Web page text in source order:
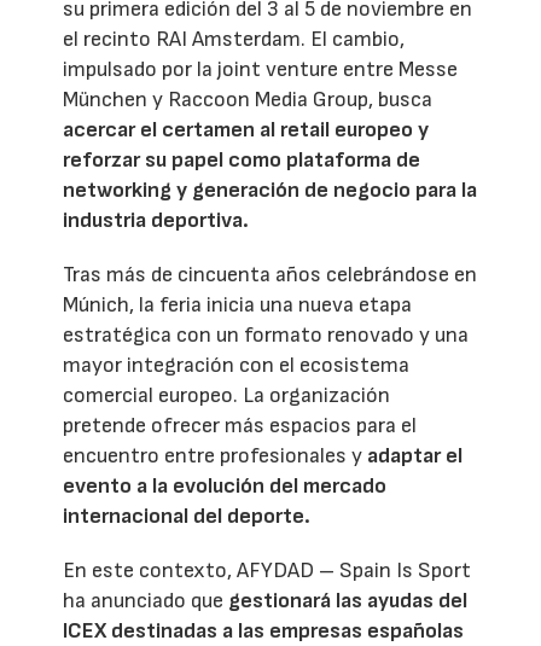
su primera edición del 3 al 5 de noviembre en
el recinto RAI Amsterdam. El cambio,
impulsado por la joint venture entre Messe
München y Raccoon Media Group, busca
acercar el certamen al retail europeo y
reforzar su papel como plataforma de
networking y generación de negocio para la
industria deportiva.
Tras más de cincuenta años celebrándose en
Múnich, la feria inicia una nueva etapa
estratégica con un formato renovado y una
mayor integración con el ecosistema
comercial europeo. La organización
pretende ofrecer más espacios para el
encuentro entre profesionales y adaptar el
evento a la evolución del mercado
internacional del deporte.
En este contexto, AFYDAD – Spain Is Sport
ha anunciado que gestionará las ayudas del
ICEX destinadas a las empresas españolas